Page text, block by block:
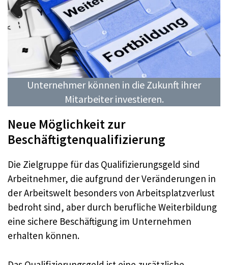
Unternehmer können in die Zukunft ihrer
Mitarbeiter investieren.
Neue Möglichkeit zur
Beschäftigtenqualifizierung
Die Zielgruppe für das Qualifizierungsgeld sind
Arbeitnehmer, die aufgrund der Veränderungen in
der Arbeitswelt besonders von Arbeitsplatzverlust
bedroht sind, aber durch berufliche Weiterbildung
eine sichere Beschäftigung im Unternehmen
erhalten können.